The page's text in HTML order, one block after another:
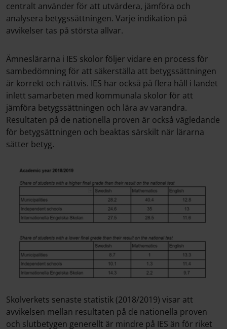
centralt använder för att utvärdera, jämföra och
analysera betygssättningen. Varje indikation på
avvikelser tas på största allvar.
Ämneslärarna i IES skolor följer vidare en process för
sambedömning för att säkerställa att betygssättningen
är korrekt och rättvis. IES har också på flera håll i landet
inlett samarbeten med kommunala skolor för att
jämföra betygssättningen och lära av varandra.
Resultaten på de nationella proven är också vägledande
för betygsättningen och beaktas särskilt när lärarna
sätter betyg.
Skolverkets senaste statistik (2018/2019) visar att
avvikelsen mellan resultaten på de nationella proven
och slutbetygen generellt är mindre på IES än för riket